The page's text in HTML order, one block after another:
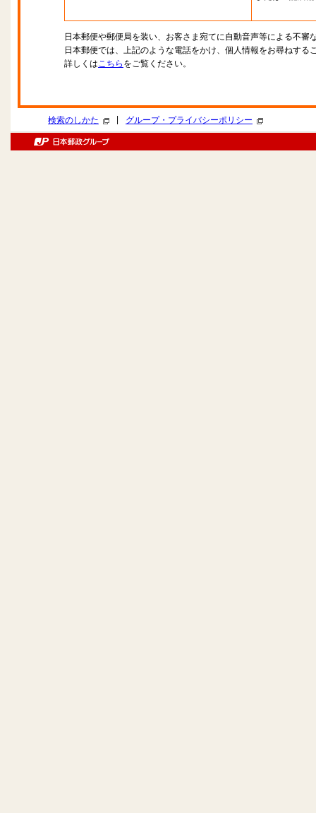
日本郵便や郵便局を装い、お客さま宛てに自動音声等による不審
日本郵便では、上記のような電話をかけ、個人情報をお尋ねする
詳しくはこちら をご覧ください。
検索のしかた グループ・プライバシーポリシー